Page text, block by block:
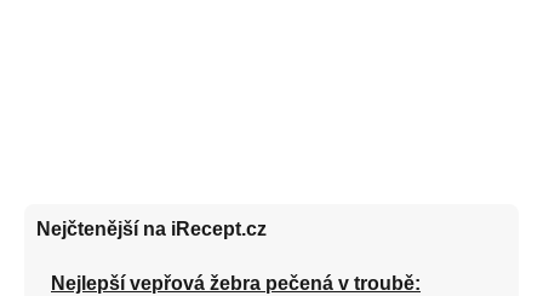
Nejčtenější na iRecept.cz
Nejlepší vepřová žebra pečená v troubě: